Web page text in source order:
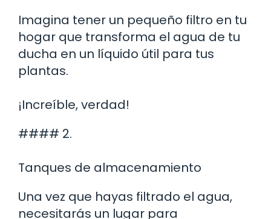
Imagina tener un pequeño filtro en tu
hogar que transforma el agua de tu
ducha en un líquido útil para tus
plantas.
¡Increíble, verdad!
#### 2.
Tanques de almacenamiento
Una vez que hayas filtrado el agua,
necesitarás un lugar para